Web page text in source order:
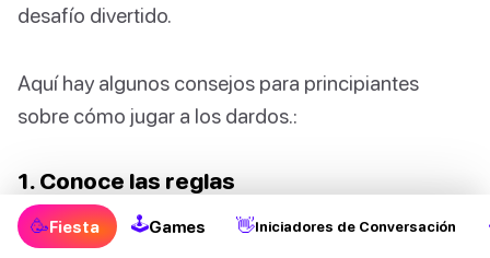
desafío divertido.
Aquí hay algunos consejos para principiantes
sobre cómo jugar a los dardos.:
1. Conoce las reglas
Si quieres jugar un juego real de dardos y no solo
🥳Fiesta 🕹Games 👋Iniciadores de Conversación